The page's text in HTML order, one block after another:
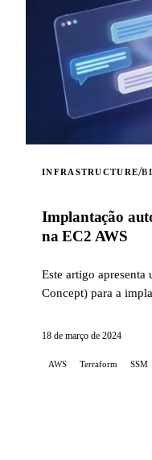
INFRASTRUCTURE/
Implantação
na EC2 AWS
Este artigo
Concept) para a
orquestrar a
18 de março de 2024
AWS Terraform SSM